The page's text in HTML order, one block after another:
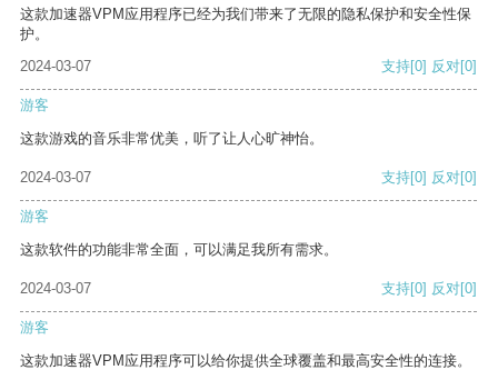
这款加速器VPM应用程序已经为我们带来了无限的隐私保护和安全性保
护。
2024-03-07
支持[0] 反对[0]
游客
这款游戏的音乐非常优美，听了让人心旷神怡。
2024-03-07 支持[0] 反对[0]
游客
这款软件的功能非常全面，可以满足我所有需求。
2024-03-07 支持[0] 反对[0]
游客
这款加速器VPM应用程序可以给你提供全球覆盖和最高安全性的连接。